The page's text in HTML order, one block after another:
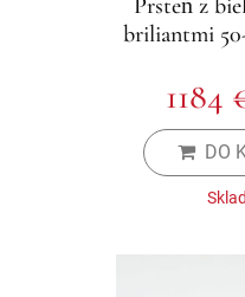
Prsteň z
briliantmi 50-
1184
DO